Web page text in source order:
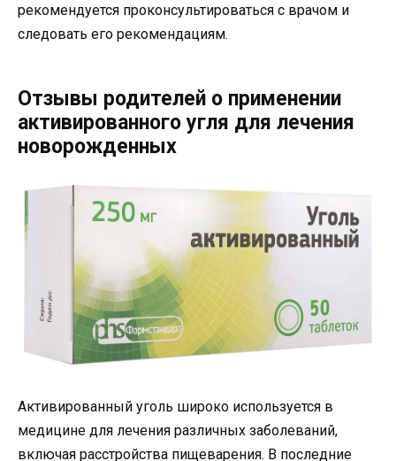
рекомендуется проконсультироваться с врачом и
следовать его рекомендациям.
Отзывы родителей о применении
активированного угля для лечения
новорожденных
Активированный уголь широко используется в
медицине для лечения различных заболеваний,
включая расстройства пищеварения. В последние